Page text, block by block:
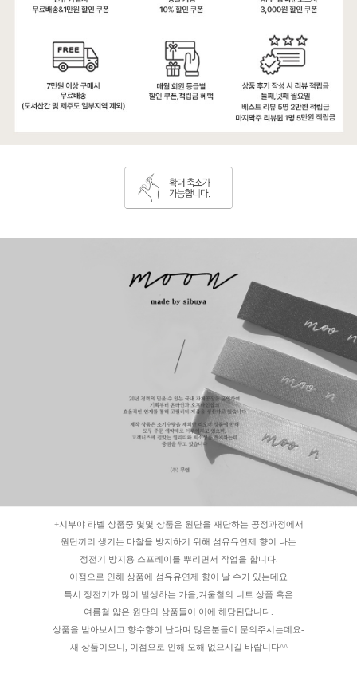
+시부야 라벨 상품중 몇몇 상품은 원단을 재단하는 공정과정에서
원단끼리 생기는 마찰을 방지하기 위해 섬유유연제 향이 나는
정전기 방지용 스프레이를 뿌리면서 작업을 합니다.
이점으로 인해 상품에 섬유유연제 향이 날 수가 있는데요
특시 정전기가 많이 발생하는 가을,겨울철의 니트 상품 혹은
여름철 얇은 원단의 상품들이 이에 해당된답니다.
상품을 받아보시고 향수향이 난다며 많은분들이 문의주시는데요-
새 상품이오니, 이점으로 인해 오해 없으시길 바랍니다^^